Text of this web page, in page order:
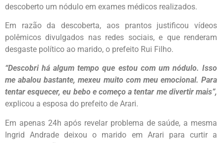
descoberto um nódulo em exames médicos realizados.
Em razão da descoberta, aos prantos justificou vídeos
polêmicos divulgados nas redes sociais, e que renderam
desgaste político ao marido, o prefeito Rui Filho.
“Descobri há algum tempo que estou com um nódulo. Isso
me abalou bastante, mexeu muito com meu emocional. Para
tentar esquecer, eu bebo e começo a tentar me divertir mais”,
explicou a esposa do prefeito de Arari.
Em apenas 24h após revelar problema de saúde, a mesma
Ingrid Andrade deixou o marido em Arari para curtir a